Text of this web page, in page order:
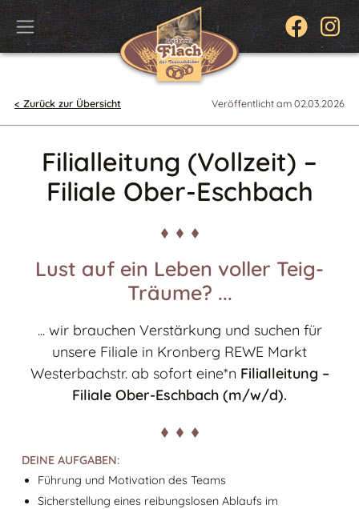
< Zurück zur Übersicht Veröffentlicht am 02.03.2026
Filialleitung (Vollzeit) –
Filiale Ober-Eschbach
Lust auf ein Leben voller Teig-
Träume? ...
... wir brauchen Verstärkung und suchen für
unsere Filiale in Kronberg REWE Markt
Westerbachstr. ab sofort eine*n Filialleitung –
Filiale Ober-Eschbach (m/w/d).
DEINE AUFGABEN:
Führung und Motivation des Teams
Sicherstellung eines reibungslosen Ablaufs im